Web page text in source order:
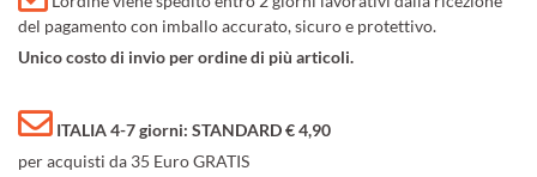
del pagamento con imballo accurato, sicuro e protettivo.
Unico costo di invio per ordine di più articoli.
ITALIA 4-7 giorni: STANDARD € 4,90
per acquisti da 35 Euro GRATIS